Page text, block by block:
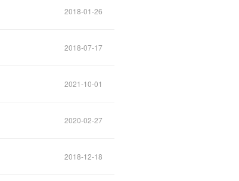
2018-01-26
2018-07-17
2021-10-01
2020-02-27
2018-12-18